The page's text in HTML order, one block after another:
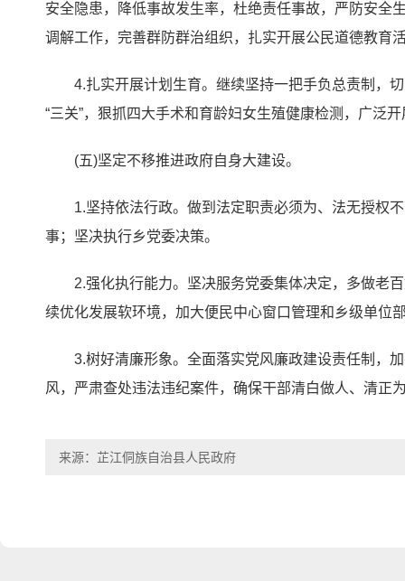
安全隐患，降低事故发生率，杜绝责任事故，严防安全
调解工作，完善群防群治组织，扎实开展公民道德教育
4.扎实开展计划生育。继续坚持一把手负总责制，
“三关”，狠抓四大手术和育龄妇女生殖健康检测，广泛
(五)坚定不移推进政府自身大建设。
1.坚持依法行政。做到法定职责必须为、法无授权
事；坚决执行乡党委决策。
2.强化执行能力。坚决服务党委集体决定，多做老
续优化发展软环境，加大便民中心窗口管理和乡级单位
3.树好清廉形象。全面落实党风廉政建设责任制，
风，严肃查处违法违纪案件，确保干部清白做人、清正
来源：芷江侗族自治县人民政府